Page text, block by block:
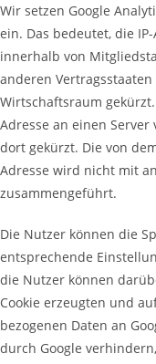
Wir setzen Google
ein. Das bedeutet, die
innerhalb von
anderen
Wirtschaftsraum
Adresse an einen
dort gekürzt. Die von
Adresse wird nicht mit
zusammengeführt.
Die Nutzer können die
entsprechende
die Nutzer können
Cookie erzeugten und
bezogenen Daten an
durch Google